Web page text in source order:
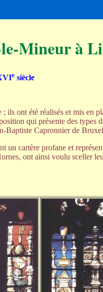
Mineur à
esiècle
ont été réalisés et mis en
qui présente des types
Baptiste Capronnier de
cartère profane et
ont ainsi voulu sceller